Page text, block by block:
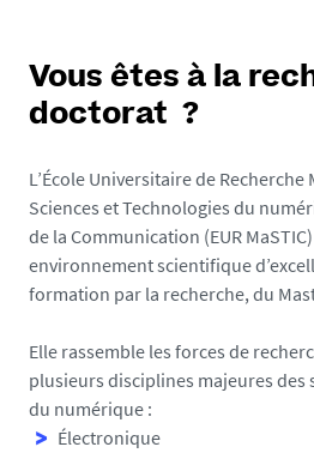
Vous êtes à la
doctorat ?
L’École Universitaire de
Sciences et Technologies du
de la Communication (EUR
environnement scientifique
formation par la recherche, du
Elle rassemble les forces de
plusieurs disciplines majeures des
du numérique :
Électronique